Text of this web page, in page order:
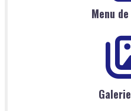
Menu